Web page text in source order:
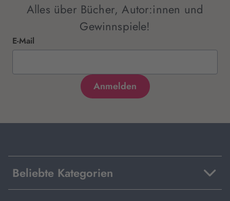
Alles über Bücher, Autor:innen und
Gewinnspiele!
E-Mail
Beliebte Kategorien